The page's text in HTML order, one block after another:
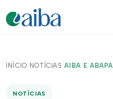
INÍCIO/ NOTÍCIAS /AIBA E
NOTÍCIAS